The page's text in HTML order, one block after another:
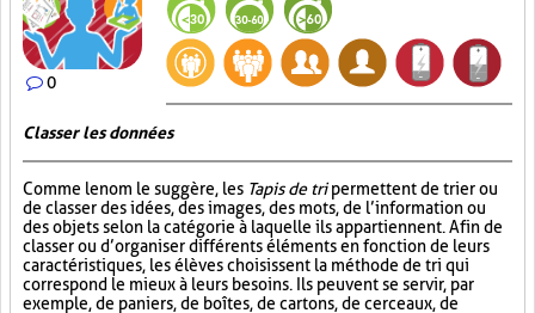
0
Classer les données
Comme le nom le suggère, les Tapis de tripermettent de trier ou
de classer des idées, des images, des mots, de l’information ou
des objets selon la catégorie à laquelle ils appartiennent. Afin de
classer ou d’organiser différents éléments en fonction de leurs
caractéristiques, les élèves choisissent la méthode de tri qui
correspond le mieux à leurs besoins. Ils peuvent se servir, par
exemple, de paniers, de boîtes, de cartons, de cerceaux, de